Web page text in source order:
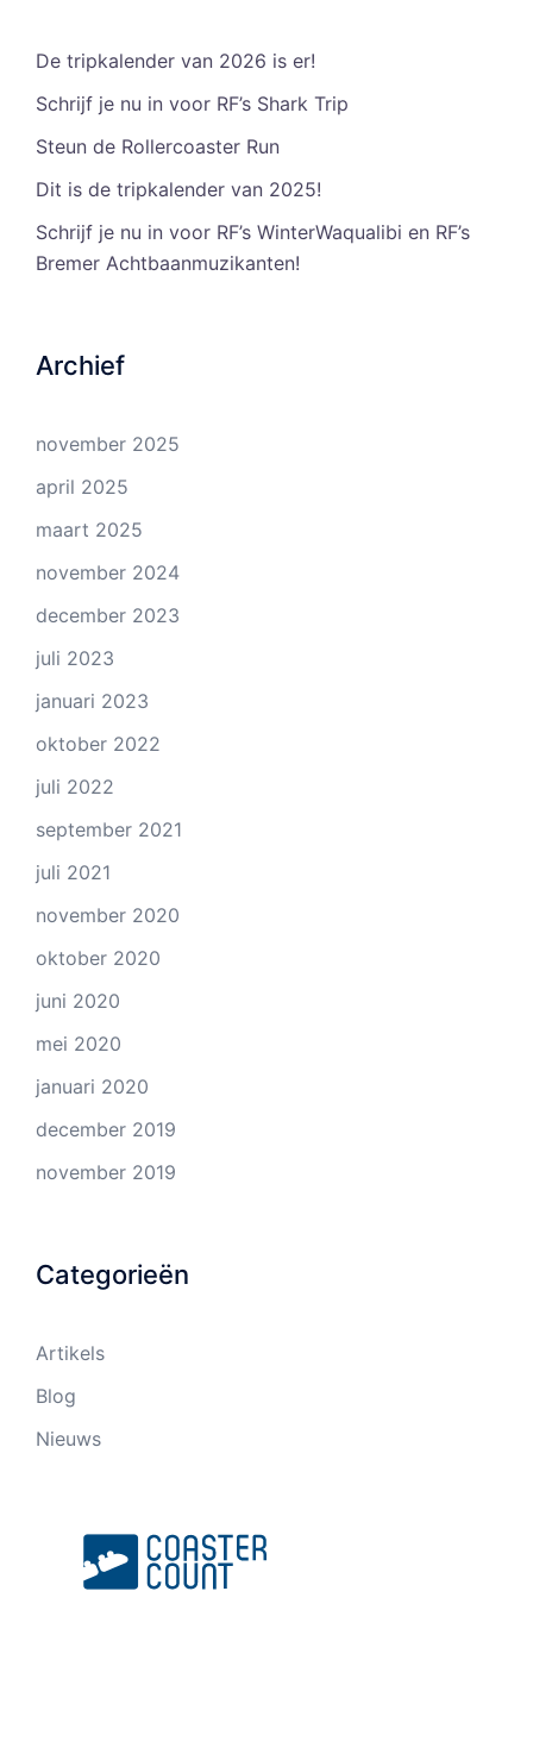
De tripkalender van 2026 is er!
Schrijf je nu in voor RF’s Shark Trip
Steun de Rollercoaster Run
Dit is de tripkalender van 2025!
Schrijf je nu in voor RF’s WinterWaqualibi en RF’s
Bremer Achtbaanmuzikanten!
Archief
november 2025
april 2025
maart 2025
november 2024
december 2023
juli 2023
januari 2023
oktober 2022
juli 2022
september 2021
juli 2021
november 2020
oktober 2020
juni 2020
mei 2020
januari 2020
december 2019
november 2019
Categorieën
Artikels
Blog
Nieuws